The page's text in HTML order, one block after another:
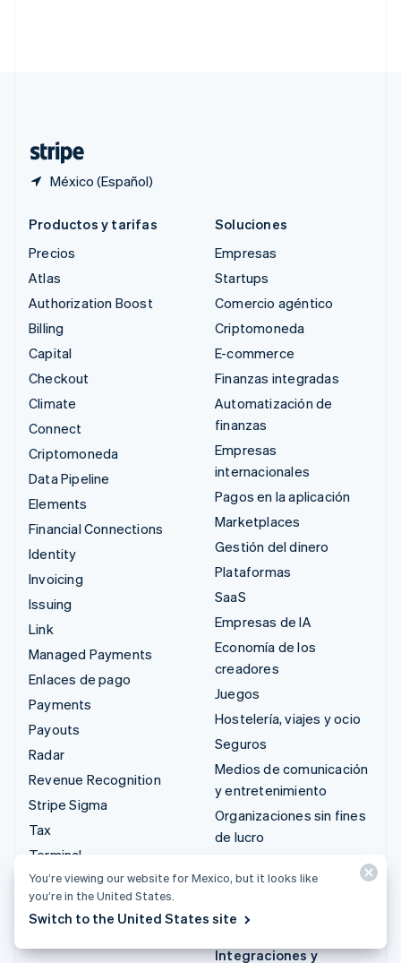
México (Español)
Productos y tarifas
Precios
Atlas
Authorization Boost
Billing
Capital
Checkout
Climate
Connect
Criptomoneda
Data Pipeline
Elements
Financial Connections
Identity
Invoicing
Issuing
Link
Managed Payments
Enlaces de pago
Payments
Payouts
Radar
Revenue Recognition
Stripe Sigma
Tax
Terminal
Treasury
Soluciones
Empresas
Startups
Comercio agéntico
Criptomoneda
E-commerce
Finanzas integradas
Automatización de
finanzas
Empresas
internacionales
Pagos en la aplicación
Marketplaces
Gestión del dinero
Plataformas
SaaS
Empresas de IA
Economía de los
creadores
Juegos
Hostelería, viajes y ocio
Seguros
Medios de comunicación
y entretenimiento
Organizaciones sin fines
de lucro
Sector público
Minorista
Integraciones y
You’re viewing our website for Mexico, but it looks like
you’re in the United States.
Switch to the United States site